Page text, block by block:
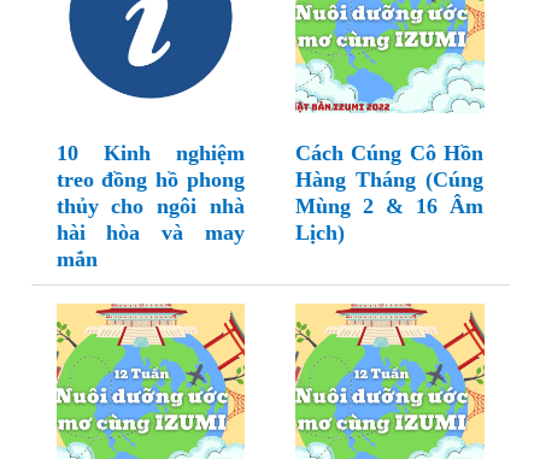
10 Kinh nghiệm
treo đồng hồ phong
thủy cho ngôi nhà
hài hòa và may
mắn
Cách Cúng Cô Hồn
Hàng Tháng (Cúng
Mùng 2 & 16 Âm
Lịch)